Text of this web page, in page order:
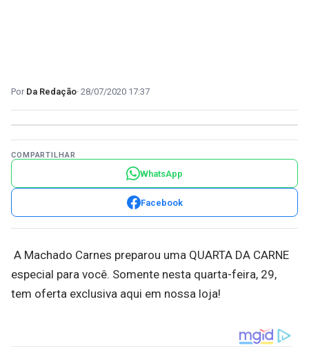
Da Redação 28/07/2020 17:37
COMPARTILHAR
WhatsApp
Facebook
A Machado Carnes preparou uma QUARTA DA CARNE
especial para você. Somente nesta quarta-feira, 29,
tem oferta exclusiva aqui em nossa loja!